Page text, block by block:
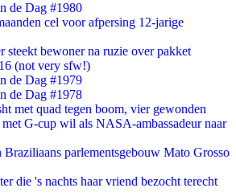
de Dag #1980
cel voor afpersing 12-jarige
steekt bewoner na ruzie over pakket
(not very sfw!)
de Dag #1979
de Dag #1978
met quad tegen boom, vier gewonden
G-cup wil als NASA-ambassadeur naar
Braziliaans parlementsgebouw Mato Grosso
die 's nachts haar vriend bezocht terecht